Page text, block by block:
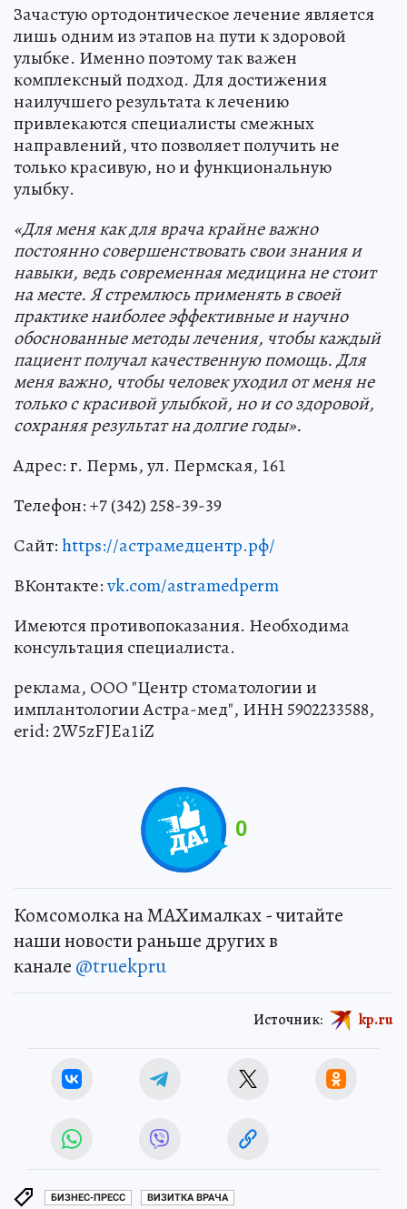
Зачастую ортодонтическое лечение является
лишь одним из этапов на пути к здоровой
улыбке. Именно поэтому так важен
комплексный подход. Для достижения
наилучшего результата к лечению
привлекаются специалисты смежных
направлений, что позволяет получить не
только красивую, но и функциональную
улыбку.
«Для меня как для врача крайне важно
постоянно совершенствовать свои знания и
навыки, ведь современная медицина не стоит
на месте. Я стремлюсь применять в своей
практике наиболее эффективные и научно
обоснованные методы лечения, чтобы каждый
пациент получал качественную помощь. Для
меня важно, чтобы человек уходил от меня не
только с красивой улыбкой, но и со здоровой,
сохраняя результат на долгие годы».
Адрес: г. Пермь, ул. Пермская, 161
Телефон: +7 (342) 258-39-39
Сайт:https://астрамедцентр.рф/
ВКонтакте:vk.com/astramedperm
Имеются противопоказания. Необходима
консультация специалиста.
реклама, ООО "Центр стоматологии и
имплантологии Астра-мед", ИНН 5902233588,
erid: 2W5zFJEa1iZ
0
Комсомолка на MAXималках - читайте
наши новости раньше других в
канале @truekpru
Источник: kp.ru
БИЗНЕС-ПРЕСС ВИЗИТКА ВРАЧА